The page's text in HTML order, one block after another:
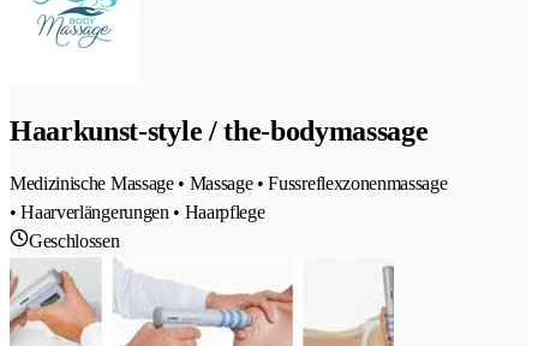
Haarkunst-style / the-bodymassage
Medizinische Massage • Massage • Fussreflexzonenmassage
• Haarverlängerungen • Haarpflege
Geschlossen